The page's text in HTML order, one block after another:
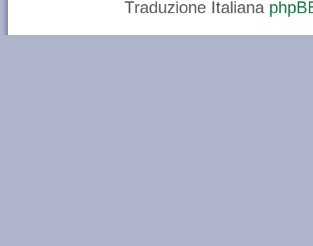
Traduzione Italiana